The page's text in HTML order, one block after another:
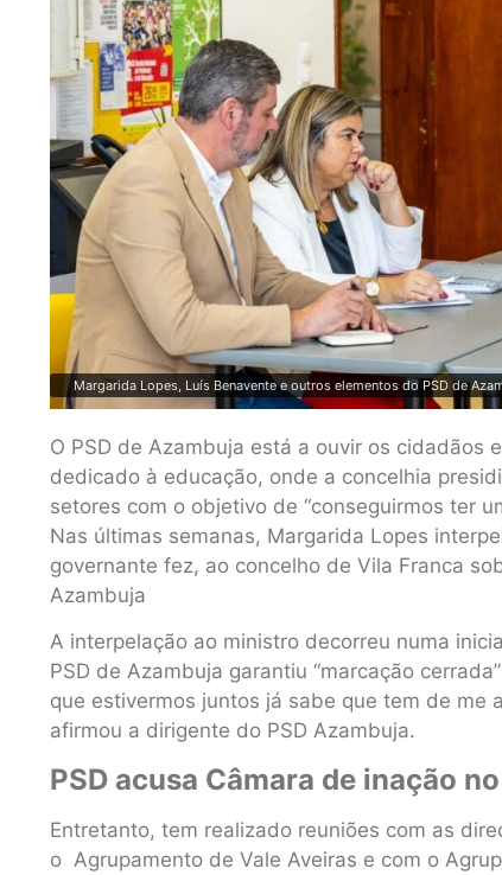
Margarida Lopes, Luís Benavente e outros elementos do PSD de
O PSD de Azambuja está a ouvir os cidadãos
dedicado à educação, onde a concelhia
setores com o objetivo de “conseguirmos ter
Nas últimas semanas, Margarida Lopes
governante fez, ao concelho de Vila Franca
Azambuja
A interpelação ao ministro decorreu numa
PSD de Azambuja garantiu “marcação
que estivermos juntos já sabe que tem de me
afirmou a dirigente do PSD Azambuja.
PSD acusa Câmara de inação
Entretanto, tem realizado reuniões com as
o Agrupamento de Vale Aveiras e com o